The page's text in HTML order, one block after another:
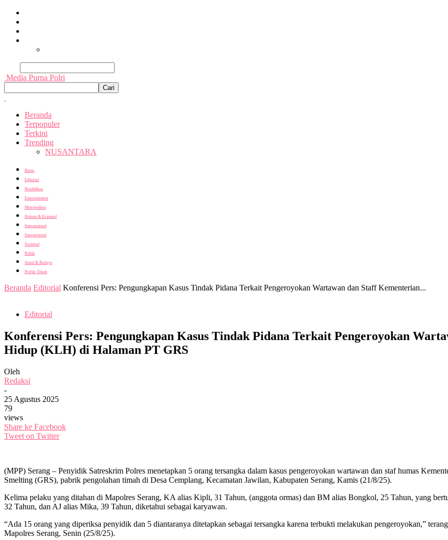
Media Purna Polri
Beranda
Terpopuler
Terkini
Trending
NUSANTARA
Bisnis
Editorial
Pendidikan
Entertainment
Metropolitan
Hukum & Kriminal
Internasional
Internasional
Nasional
Politik
Sosial & Budaya
Profile Tokoh
Beranda Editorial Konferensi Pers: Pengungkapan Kasus Tindak Pidana Terkait Pengeroyokan Wartawan dan Staff Kementerian...
Editorial
Konferensi Pers: Pengungkapan Kasus Tindak Pidana Terkait Pengeroyokan
Hidup (KLH) di Halaman PT GRS
Oleh
Redaksi
-
25 Agustus 2025
79
views
Share ke Facebook
Tweet on Twitter
(MPP) Serang – Penyidik Satreskrim Polres menetapkan 5 orang tersangka dalam kasus pengeroyokan wartawan dan staf humas
Smelting (GRS), pabrik pengolahan timah di Desa Cemplang, Kecamatan Jawilan, Kabupaten Serang, Kamis (21/8/25).
Kelima pelaku yang ditahan di Mapolres Serang, KA alias Kipli, 31 Tahun, (anggota ormas) dan BM alias Bongkol, 25 Tahun, yang
32 Tahun, dan AJ alias Mika, 39 Tahun, diketahui sebagai karyawan.
“Ada 15 orang yang diperiksa penyidik dan 5 diantaranya ditetapkan sebagai tersangka karena terbukti melakukan pengeroyokan,”
Mapolres Serang, Senin (25/8/25).